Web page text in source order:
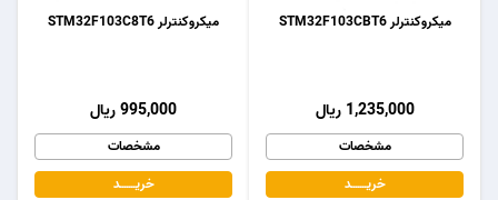
میکروکنترلر STM32F103C8T6
995,000 ریال
مشخصات
خریـــــــد
میکروکنترلر STM32F103CBT6
1,235,000 ریال
مشخصات
خریـــــــد